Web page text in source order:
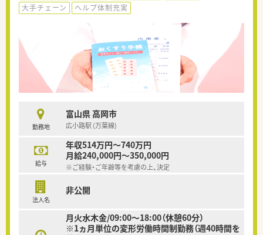
大手チェーン
ヘルプ体制充実
勤務地
富山県 高岡市
広小路駅 (万葉線)
給与
年収514万円～740万円
月給240,000円～350,000円
※ご経験・ご年齢等を考慮の上、決定
法人名
非公開
月火水木金/09:00～18:00（休憩60分）
※1ヵ月単位の変形労働時間制勤務（週40時間を